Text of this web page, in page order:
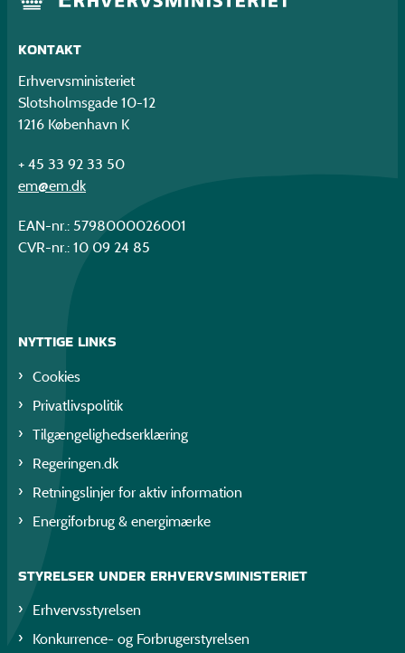
KONTAKT
Erhvervsministeriet
Slotsholmsgade 10-12
1216 København K
+ 45 33 92 33 50
em@em.dk
EAN-nr.: 5798000026001
CVR-nr.: 10 09 24 85
NYTTIGE LINKS
Cookies
Privatlivspolitik
Tilgængelighedserklæring
Regeringen.dk
Retningslinjer for aktiv information
Energiforbrug & energimærke
STYRELSER UNDER ERHVERVSMINISTERIET
Erhvervsstyrelsen
Konkurrence- og Forbrugerstyrelsen